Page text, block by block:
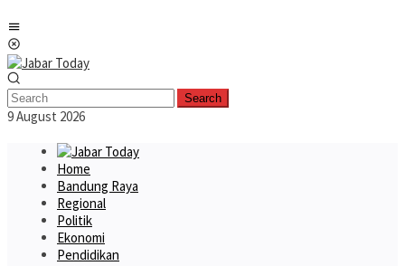
to
content
Search
9 August 2026
Home
Bandung Raya
Regional
Politik
Ekonomi
Pendidikan